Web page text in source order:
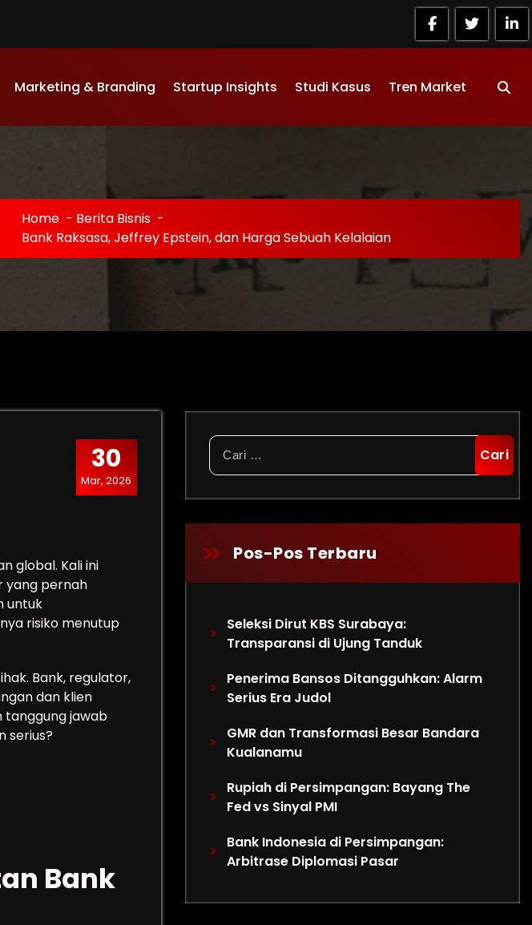
Marketing & Branding Startup Insights Studi Kasus Tren Market
Home - Berita Bisnis -
Bank Raksasa, Jeffrey Epstein, dan Harga Sebuah Kelalaian
30
Mar, 2026
global. Kali ini
yang pernah
untuk
risiko menutup
Bank, regulator,
dan klien
tanggung jawab
serius?
Bank
Cari
untuk:
Pos-Pos Terbaru
Seleksi Dirut KBS Surabaya:
Transparansi di Ujung Tanduk
Penerima Bansos Ditangguhkan: Alarm
Serius Era Judol
GMR dan Transformasi Besar Bandara
Kualanamu
Rupiah di Persimpangan: Bayang The
Fed vs Sinyal PMI
Bank Indonesia di Persimpangan:
Arbitrase Diplomasi Pasar